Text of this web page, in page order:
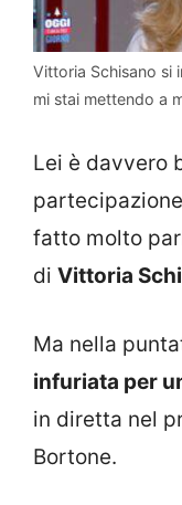
Vittoria Schisano si
mi stai mettendo a
Lei è davvero
fatto molto
di Vittoria
Ma nella
infuriata per
in diretta nel
Bortone.